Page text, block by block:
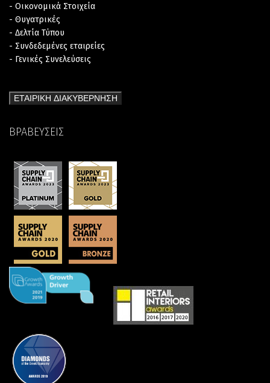
- Οικονομικά Στοιχεία
- Θυγατρικές
- Δελτία Τύπου
- Συνδεδεμένες εταιρείες
- Γενικές Συνελεύσεις
ΕΤΑΙΡΙΚΗ ΔΙΑΚΥΒΕΡΝΗΣΗ
ΒΡΑΒΕΥΣΕΙΣ